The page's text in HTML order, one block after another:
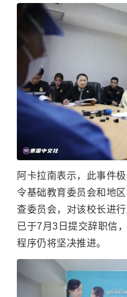
阿卡拉南表示，此事件
令基础教育委员会和地
查委员会，对该校长进
已于7月3日提交辞职信
程序仍将坚决推进。